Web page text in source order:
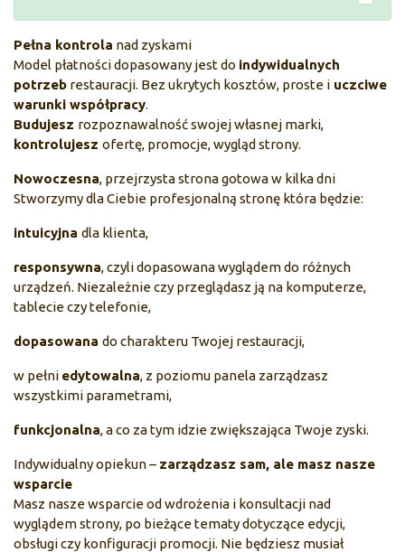
Pełna kontrola nad zyskami
Model płatności dopasowany jest do indywidualnych
potrzeb restauracji. Bez ukrytych kosztów, proste i uczciwe
warunki współpracy.
Budujesz rozpoznawalność swojej własnej marki,
kontrolujesz ofertę, promocje, wygląd strony.
Nowoczesna, przejrzysta strona gotowa w kilka dni
Stworzymy dla Ciebie profesjonalną stronę która będzie:
intuicyjna dla klienta,
responsywna, czyli dopasowana wyglądem do różnych
urządzeń. Niezależnie czy przeglądasz ją na komputerze,
tablecie czy telefonie,
dopasowana do charakteru Twojej restauracji,
w pełni edytowalna, z poziomu panela zarządzasz
wszystkimi parametrami,
funkcjonalna, a co za tym idzie zwiększająca Twoje zyski.
Indywidualny opiekun – zarządzasz sam, ale masz nasze
wsparcie
Masz nasze wsparcie od wdrożenia i konsultacji nad
wyglądem strony, po bieżące tematy dotyczące edycji,
obsługi czy konfiguracji promocji. Nie będziesz musiał